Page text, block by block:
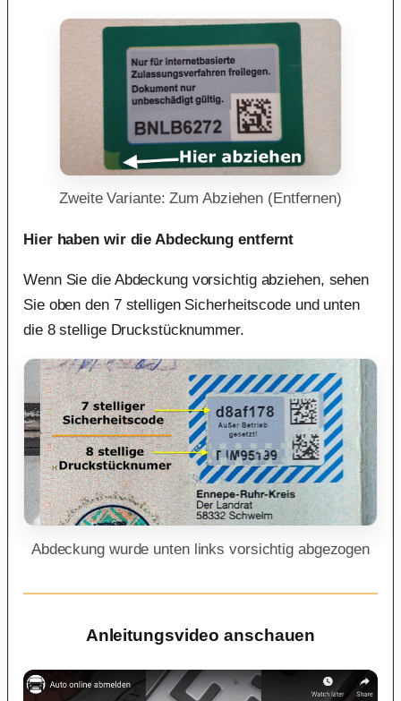
Zweite Variante: Zum Abziehen (Entfernen)
Hier haben wir die Abdeckung entfernt
Wenn Sie die Abdeckung vorsichtig abziehen, sehen
Sie oben den 7 stelligen Sicherheitscode und unten
die 8 stellige Druckstücknummer.
Abdeckung wurde unten links vorsichtig abgezogen
Anleitungsvideo anschauen